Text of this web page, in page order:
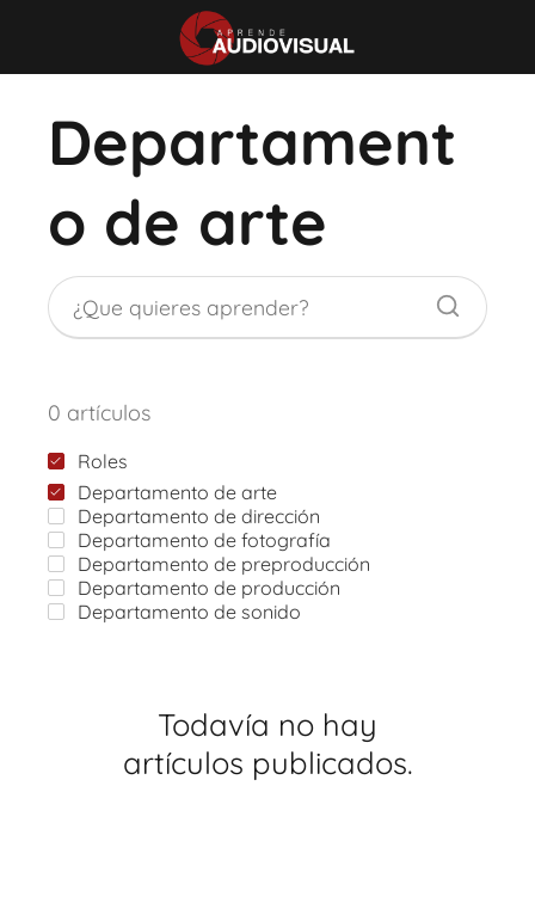
Departament
o de arte
0 artículos
Roles
Departamento de arte
Departamento de dirección
Departamento de fotografía
Departamento de preproducción
Departamento de producción
Departamento de sonido
Todavía no hay
artículos publicados.